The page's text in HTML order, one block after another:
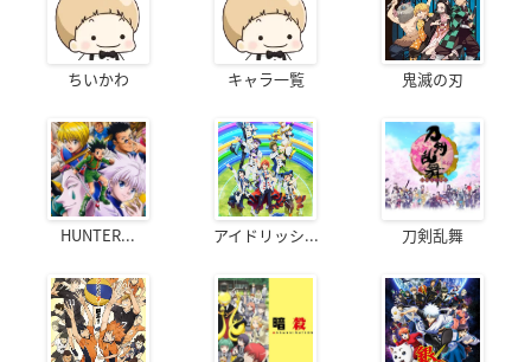
ちいかわ キャラ一覧 鬼滅の刃
HUNTER... アイドリッシ... 刀剣乱舞